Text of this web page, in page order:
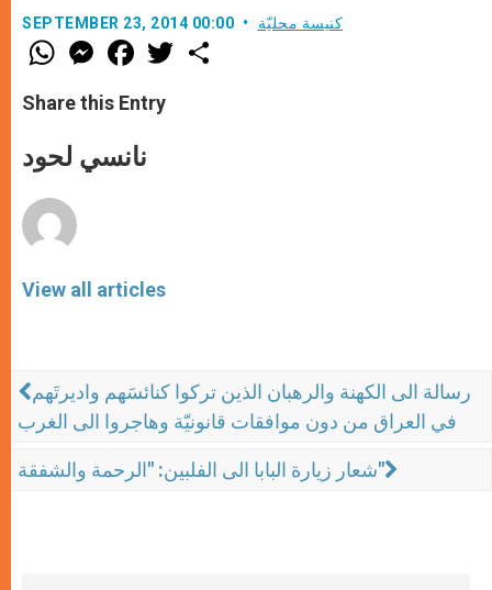
SEPTEMBER 23, 2014 00:00 كنيسة محليّة
W
h
t
s
p
p
M
e
s
e
e
F
a
e
b
o
k
w
Share this Entry
نانسي لحود
View all articles
رسالة الى الكهنة والرهبان الذين تركوا كنائسَهم واديرتَهم
في العراق من دون موافقات قانونيّة وهاجروا الى الغرب
شعار زيارة البابا الى الفلبين: "الرحمة والشفقة"